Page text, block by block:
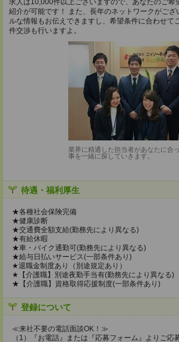
求人は10,000件以上ございますので、あなたのご希
紹介が可能です！ また、長年のネットワークがござ
ルな情報もお伝えできますし、希望条件に合わせて
件交渉も行いますよ。
業界に精通した担当者があなたに合
事を一緒に探していきます。
待遇・福利厚生
★各種社会保険完備
★健康診断
★交通費全額支給(勤務先により異なる)
★有給休暇
★車・バイク通勤可(勤務先により異なる)
★給与日払いサービス(一部条件あり)
★退職金制度あり（別途規定あり）
★【介護職】別途夜勤手当有(勤務先により異なる)
★【介護職】資格取得応援制度(一部条件あり)
登録について
≪来社不要の電話面談OK！≫
（1）『お電話』または『応募フォーム』よりご応